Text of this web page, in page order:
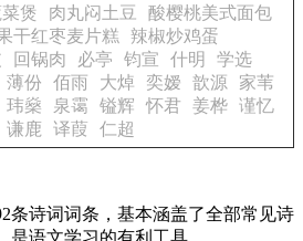
煲
肉丸闷土豆
酸樱桃美式面包
干红枣麦片糕
辣椒炒鸡蛋
回锅肉 必亭 钧宣 什明
学选
薄份 佰雨 大焯 奕嫒 歆源
家苇
玮燊 泉霭 镒辉 怀君 姜桦 谨忆
谦鹿 译葭 仁超
条诗词词条，基本涵盖了全部常见诗
语文学习的有利工具。